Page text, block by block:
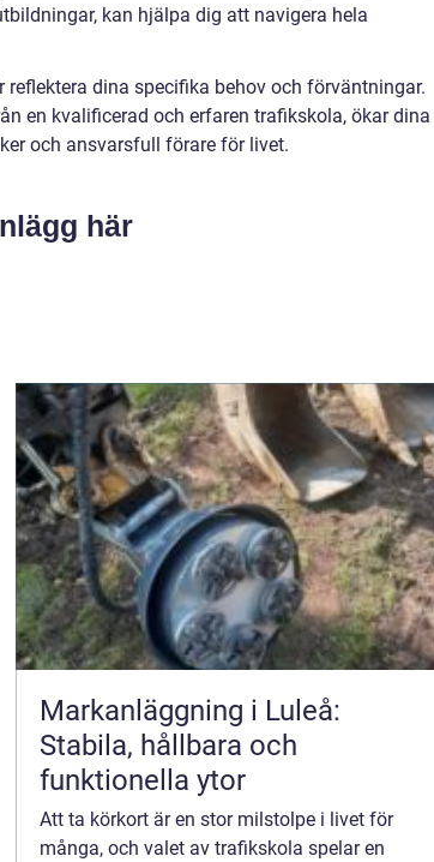
kan hjälpa dig att navigera hela
dina specifika behov och förväntningar.
en kvalificerad och erfaren trafikskola, ökar dina
och ansvarsfull förare för livet.
här
Markanläggning i Luleå:
Stabila, hållbara och
funktionella ytor
Att ta körkort är en stor milstolpe i livet för
många, och valet av trafikskola spelar en